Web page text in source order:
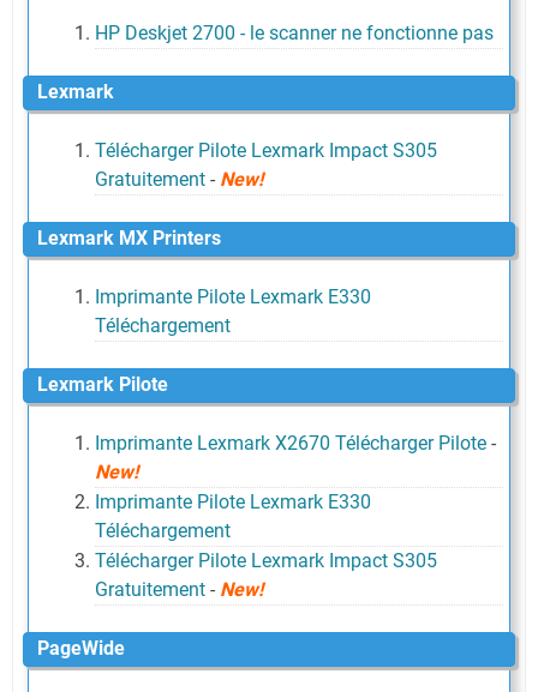
HP Deskjet 2700 - le scanner ne fonctionne pas
Lexmark
Télécharger Pilote Lexmark Impact S305
Gratuitement - New!
Lexmark MX Printers
Imprimante Pilote Lexmark E330
Téléchargement
Lexmark Pilote
Imprimante Lexmark X2670 Télécharger Pilote -
New!
Imprimante Pilote Lexmark E330
Téléchargement
Télécharger Pilote Lexmark Impact S305
Gratuitement - New!
PageWide